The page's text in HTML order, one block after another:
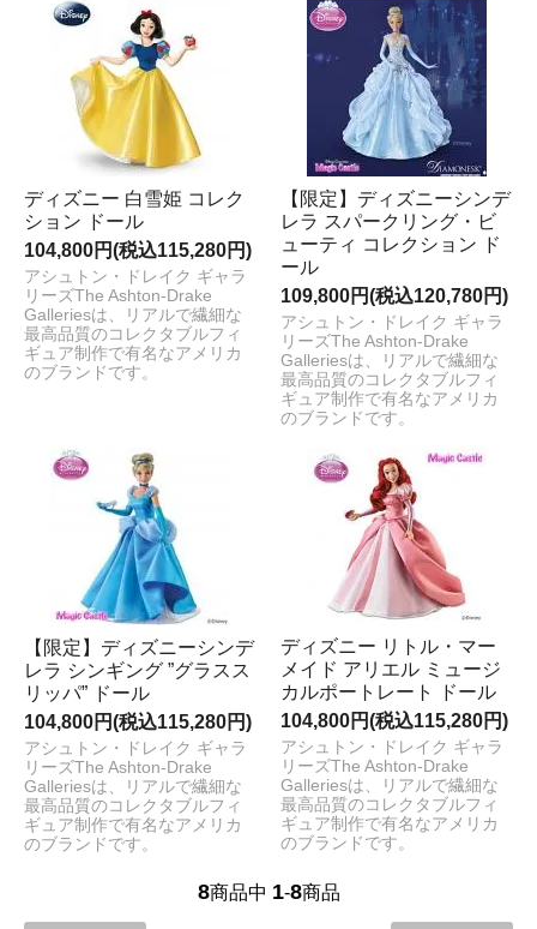
ディズニー 白雪姫 コレク
ション ドール
104,800円(税込115,280円)
アシュトン・ドレイク ギャラ
リーズThe Ashton-Drake
Galleriesは、リアルで繊細な
最高品質のコレクタブルフィ
ギュア制作で有名なアメリカ
のブランドです。
【限定】ディズニーシンデ
レラ スパークリング・ビ
ューティ コレクション ド
ール
109,800円(税込120,780円)
アシュトン・ドレイク ギャラ
リーズThe Ashton-Drake
Galleriesは、リアルで繊細な
最高品質のコレクタブルフィ
ギュア制作で有名なアメリカ
のブランドです。
【限定】ディズニーシンデ
レラ シンギング ”グラスス
リッパ” ドール
104,800円(税込115,280円)
アシュトン・ドレイク ギャラ
リーズThe Ashton-Drake
Galleriesは、リアルで繊細な
最高品質のコレクタブルフィ
ギュア制作で有名なアメリカ
のブランドです。
ディズニー リトル・マー
メイド アリエル ミュージ
カルポートレート ドール
104,800円(税込115,280円)
アシュトン・ドレイク ギャラ
リーズThe Ashton-Drake
Galleriesは、リアルで繊細な
最高品質のコレクタブルフィ
ギュア制作で有名なアメリカ
のブランドです。
8商品中 1-8商品